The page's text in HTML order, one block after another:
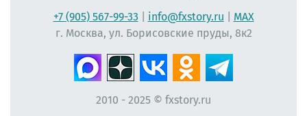
+7 (905) 567-99-33 info@fxstory.ru
MAX
г. Москва, ул. Борисовские пруды, 8к2
2010 - 2025 © fxstory.ru